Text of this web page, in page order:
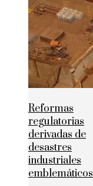
Reformas
regulatorias
derivadas de
desastres
industriales
emblemáticos